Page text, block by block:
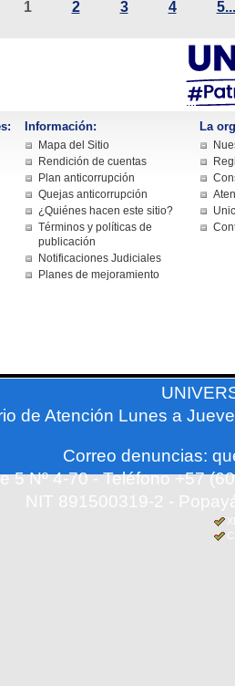
1 2 3 4 5...
Información:
Mapa del Sitio
Rendición de cuentas
Plan anticorrupción
Quejas anticorrupción
¿Quiénes hacen este sitio?
Términos y políticas de
publicación
Notificaciones Judiciales
Planes de mejoramiento
La
de Atención Lunes a
Correo denuncias:
5 Nº 4-70 - Teléfono +57
NIT 891500319-2 -